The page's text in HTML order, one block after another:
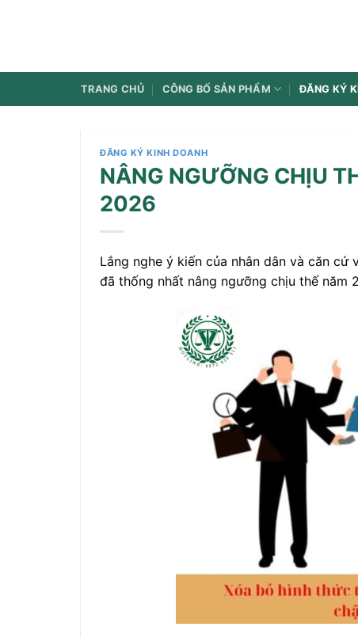
dung
TRANG CHỦ CÔNG BỐ SẢN PHẨM ĐĂNG KÝ
ĐĂNG KÝ KINH DOANH
NÂNG NGƯỠNG CHỊU
2026
Lắng nghe ý kiến của nhân dân và căn
đã thống nhất nâng ngưỡng chịu thế năm